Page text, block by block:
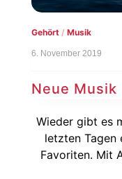
Gehört/ Musik
6. November 2019
Neue Musik
Wieder gibt es
letzten Tagen
Favoriten. Mit